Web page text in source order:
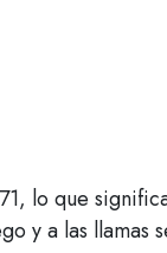
lo que
y a las